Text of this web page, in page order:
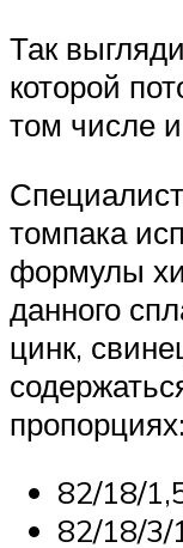
Так
которой
том числе
томпака
формулы
данного
цинк,
пропорциях:
82/18/
82/18/3/